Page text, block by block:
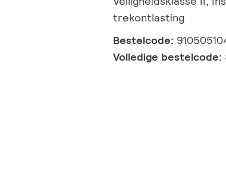
trekontlasting
Bestelcode:
Volledige bestelcode: